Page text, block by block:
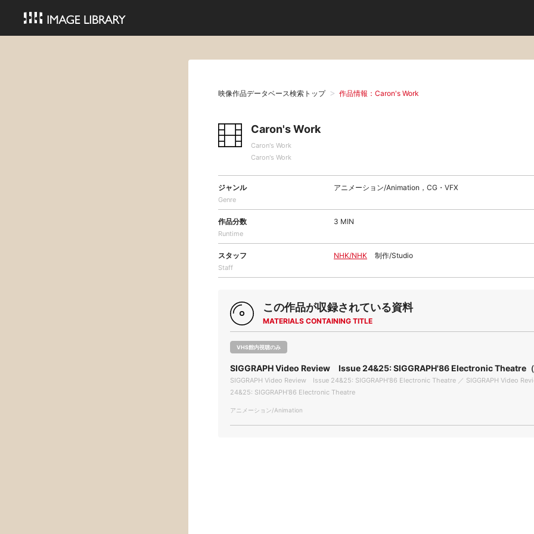
映像作品データベース検索トップ 作品情報：Caron's Work
Caron's Work
Caron's Work
Caron's Work
ジャンル
Genre
アニメーション/Animation，CG・VFX
作品分数
Runtime
3 MIN
スタッフ
Staff
NHK/NHK 制作/Studio
この作品が収録されている資料
MATERIALS CONTAINING TITLE
VHS館内視聴のみ
SIGGRAPH Video Review Issue 24&25: SIGGRAPH'86 Electronic Theatre
SIGGRAPH Video Review Issue 24&25: SIGGRAPH'86 Electronic Theatre ／ SIGGRAPH Video
24&25: SIGGRAPH'86 Electronic Theatre
アニメーション/Animation